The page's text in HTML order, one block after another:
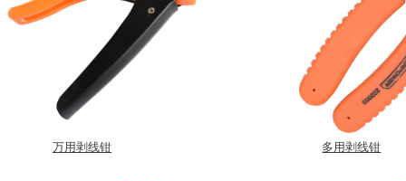
万用剥线钳 多用剥线钳